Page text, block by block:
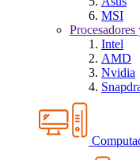
MSI
Intel
AMD
Nvidia